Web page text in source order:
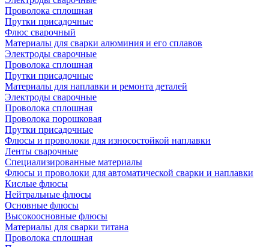
Проволока сплошная
Прутки присадочные
Флюс сварочный
Материалы для сварки алюминия и его сплавов
Электроды сварочные
Проволока сплошная
Прутки присадочные
Материалы для наплавки и ремонта деталей
Электроды сварочные
Проволока сплошная
Проволока порошковая
Прутки присадочные
Флюсы и проволоки для износостойкой наплавки
Ленты сварочные
Специализированные материалы
Флюсы и проволоки для автоматической сварки и наплавки
Кислые флюсы
Нейтральные флюсы
Основные флюсы
Высокоосновные флюсы
Материалы для сварки титана
Проволока сплошная